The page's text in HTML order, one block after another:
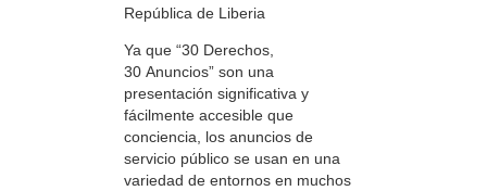
República de Liberia
Ya que “30 Derechos,
30 Anuncios” son una
presentación significativa y
fácilmente accesible que
conciencia, los anuncios de
servicio público se usan en una
variedad de entornos en muchos